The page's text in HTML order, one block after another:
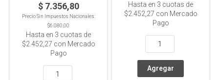
$ 7.356,80
Precio Sin Impuestos Nacionales:
$6.080,00
Hasta en 3 cuotas de
$2.452,27 con Mercado
Pago
Hasta en 3 cuotas de
$2.452,27 con Mercado
Pago